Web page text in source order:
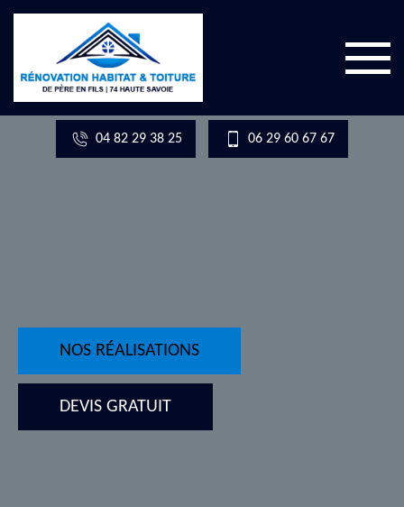
04 82 29 38 25 06 29 60 67 67
NOS RÉALISATIONS
DEVIS GRATUIT